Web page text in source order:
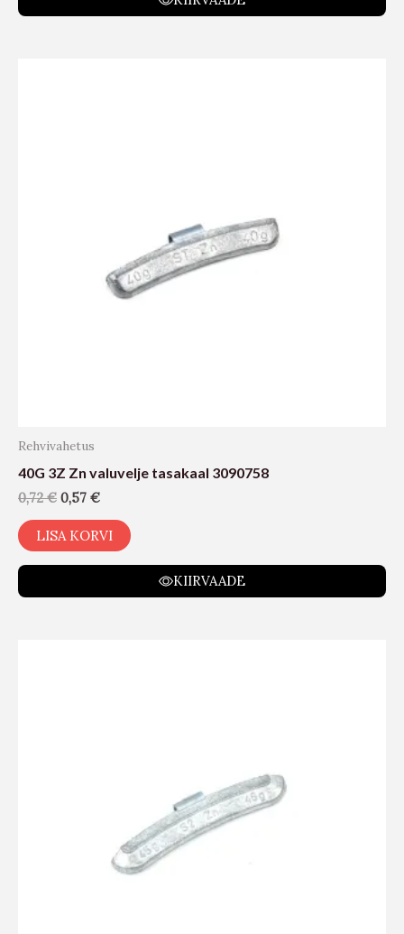
Rehvivahetus
40G 3Z Zn valuvelje tasakaal 3090758
0,72€ 0,57 €
LISA KORVI
KIIRVAADE